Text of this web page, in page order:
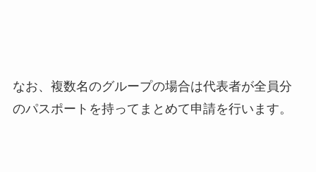
なお、複数名のグループの場合は代表者が全員分
のパスポートを持ってまとめて申請を行います。